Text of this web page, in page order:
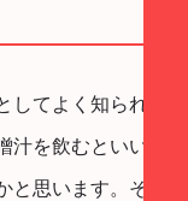
てよく知られて
を飲むといい」
思います。そん